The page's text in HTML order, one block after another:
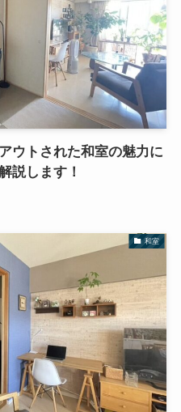
ウトされた和室の魅力に
説します！
和室